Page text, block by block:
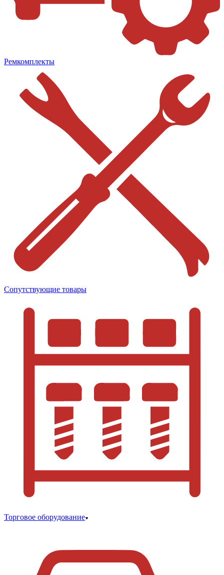
Ремкомплекты
Сопутствующие товары
Торговое оборудование